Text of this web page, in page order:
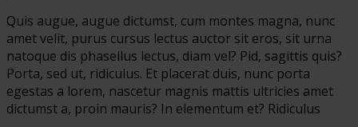
Quis augue, augue dictumst, cum montes magna, nunc
amet velit, purus cursus lectus auctor sit eros, sit urna
natoque dis phasellus lectus, diam vel? Pid, sagittis quis?
Porta, sed ut, ridiculus. Et placerat duis, nunc porta
egestas a lorem, nascetur magnis mattis ultricies amet
dictumst a, proin mauris? In elementum et? Ridiculus